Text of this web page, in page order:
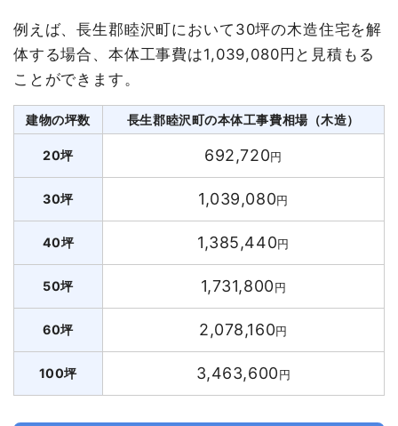
例えば、長生郡睦沢町において30坪の木造住宅を解
体する場合、本体工事費は1,039,080円と見積もる
ことができます。
建物の坪数 長生郡睦沢町の本体工事費相場（木造）
20坪 692,720円
30坪 1,039,080円
40坪 1,385,440円
50坪 1,731,800円
60坪 2,078,160円
100坪 3,463,600円